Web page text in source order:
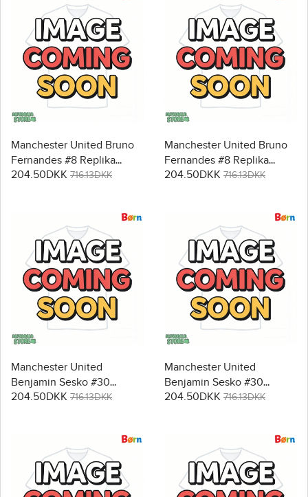
Manchester United Bruno
Fernandes #8 Replika
Babytøj Udebanesæt Børn
204.50DKK 716.13DKK
Manchester United Bruno
Fernandes #8 Replika
Babytøj Tredje sæt Børn
204.50DKK 716.13DKK
Manchester United
Benjamin Sesko #30
Replika Babytøj
204.50DKK 716.13DKK
Manchester United
Benjamin Sesko #30
Replika Babytøj
204.50DKK 716.13DKK